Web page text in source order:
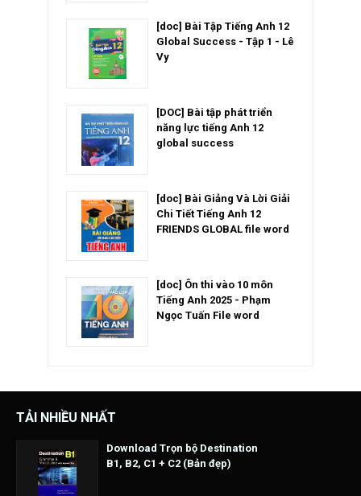
[doc] Bài Tập Tiếng Anh 12
Global Success - Tập 1 - Lê
Vy
[DOC] Bài tập phát triển
năng lực tiếng Anh 12
global success
[doc] Bài Giảng Và Lời Giải
Chi Tiết Tiếng Anh 12
FRIENDS GLOBAL file word
[doc] Ôn thi vào 10 môn
Tiếng Anh 2025 - Phạm
Ngọc Tuấn File word
TẢI NHIỀU NHẤT
Download Trọn bộ Destination
B1, B2, C1 + C2 (Bản đẹp)